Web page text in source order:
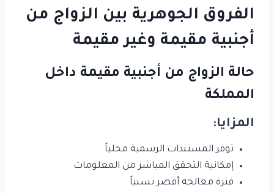
الفروق الجوهرية بين الزواج من
أجنبية مقيمة وغير مقيمة
حالة الزواج من أجنبية مقيمة داخل
المملكة
المزايا:
توفر المستندات الرسمية محلياً
إمكانية التحقق المباشر من المعلومات
فترة معالجة أقصر نسبياً